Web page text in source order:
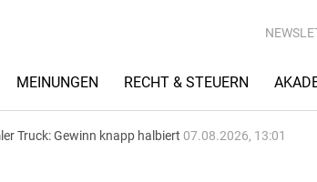
MEINUNGEN RECHT & STEUERN
Truck: Gewinn knapp halbiert 07.08.2026, 13:01